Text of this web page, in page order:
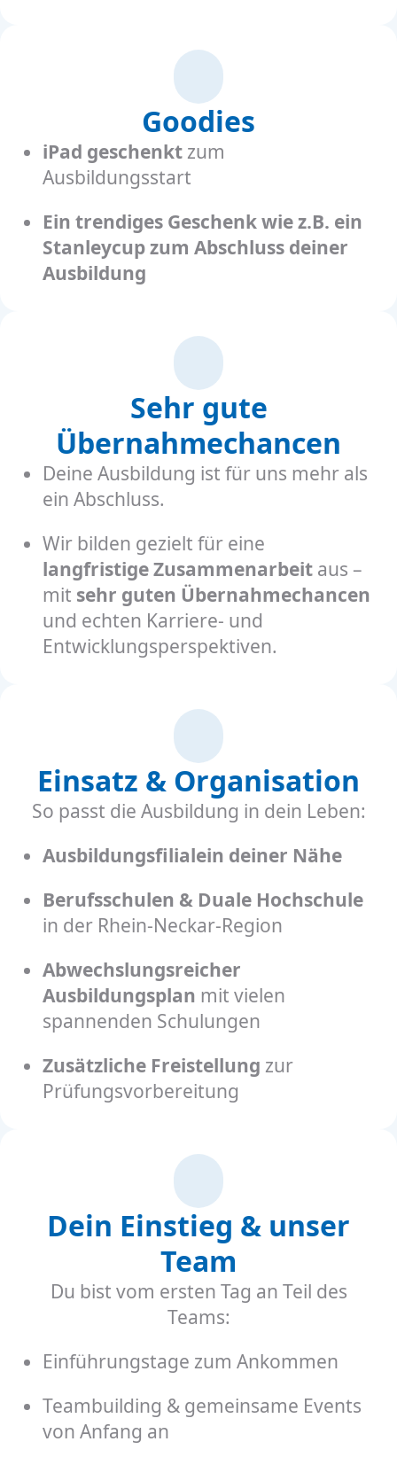
Goodies
iPad geschenkt zum
Ausbildungsstart
Ein trendiges Geschenk wie z.B. ein
Stanleycup zum Abschluss deiner
Ausbildung
Sehr gute
Übernahmechancen
Deine Ausbildung ist für uns mehr als
ein Abschluss.
Wir bilden gezielt für eine
langfristige Zusammenarbeit aus –
mit sehr guten Übernahmechancen
und echten Karriere- und
Entwicklungsperspektiven.
Einsatz & Organisation
So passt die Ausbildung in dein Leben:
Ausbildungsfilialein deiner Nähe
Berufsschulen & Duale Hochschule
in der Rhein-Neckar-Region
Abwechslungsreicher
Ausbildungsplan mit vielen
spannenden Schulungen
Zusätzliche Freistellung zur
Prüfungsvorbereitung
Dein Einstieg & unser
Team
Du bist vom ersten Tag an Teil des
Teams:
Einführungstage zum Ankommen
Teambuilding & gemeinsame Events
von Anfang an